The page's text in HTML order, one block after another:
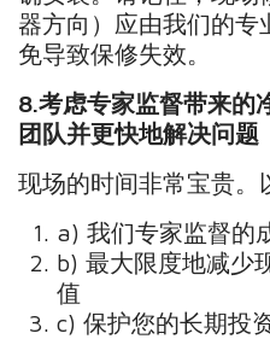
器方向）应由我们的专
免导致保修失效。
8.考虑专家监督带来的
团队并更快地解决问题
现场的时间非常宝贵。
a) 我们专家监督的
b) 最大限度地减少
值
c) 保护您的长期投